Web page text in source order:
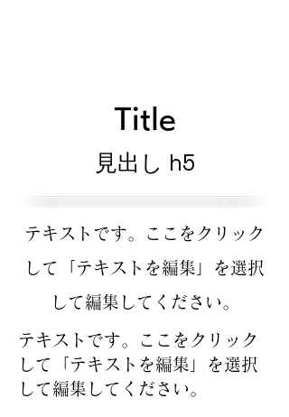
Title
見出し h5
テキストです。ここをクリック
して「テキストを編集」を選択
して編集してください。
テキストです。ここをクリック
して「テキストを編集」を選択
して編集してください。